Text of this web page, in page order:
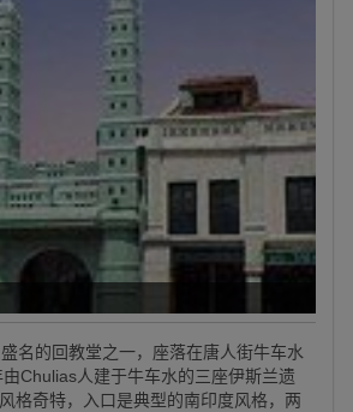
名的回教堂之一，座落在唐人街牛车水
Chulias人建于牛车水的三座伊斯兰遗
格奇特，入口是典型的南印度风格，两